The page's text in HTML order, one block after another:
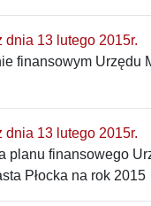
13 lutego 2015r.
finansowym Urzędu
13 lutego 2015r.
planu finansowego
Płocka na rok 2015